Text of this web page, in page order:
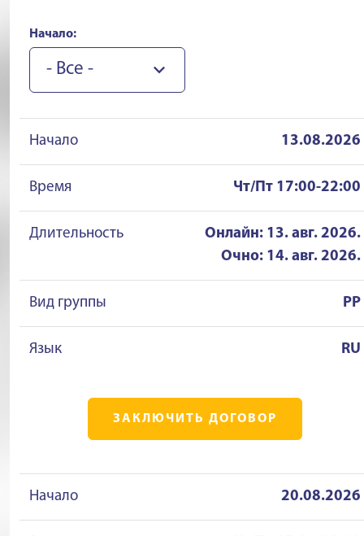
Начало:
- Все -
Начало 13.08.2026
Время Чт/Пт 17:00-22:00
Длительность
Онлайн: 13. авг. 2026.
Очно: 14. авг. 2026.
Вид группы PP
Язык RU
ЗАКЛЮЧИТЬ ДОГОВОР
Начало 20.08.2026